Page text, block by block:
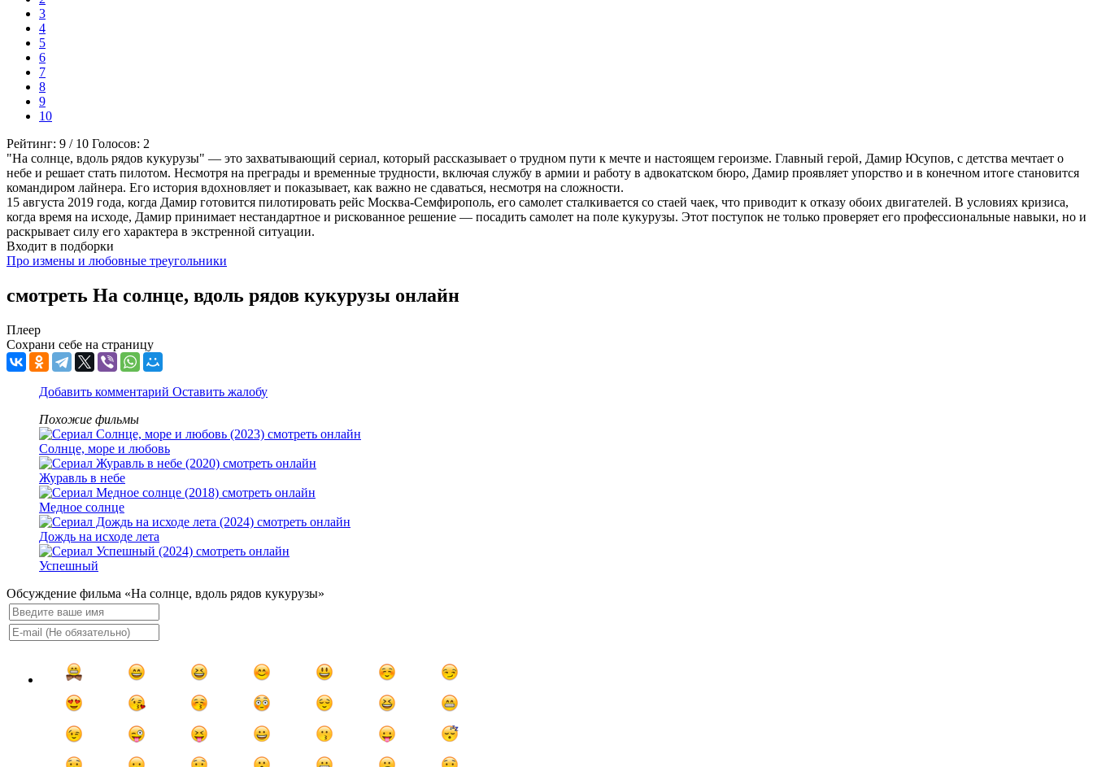
3
4
5
6
7
8
9
10
Рейтинг: 9 / 10 Голосов: 2
"На солнце, вдоль рядов кукурузы" — это захватывающий сериал, который рассказывает о трудном пути к мечте и настоящем героизме. Главный герой, Дамир Юсупов, с детства мечтает о
небе и решает стать пилотом. Несмотря на преграды и временные трудности, включая службу в армии и работу в адвокатском бюро, Дамир проявляет упорство и в конечном итоге становится
командиром лайнера. Его история вдохновляет и показывает, как важно не сдаваться, несмотря на сложности.
15 августа 2019 года, когда Дамир готовится пилотировать рейс Москва-Семфирополь, его самолет сталкивается со стаей чаек, что приводит к отказу обоих двигателей. В условиях кризиса,
когда время на исходе, Дамир принимает нестандартное и рискованное решение — посадить самолет на поле кукурузы. Этот поступок не только проверяет его профессиональные навыки, но и
раскрывает силу его характера в экстренной ситуации.
Входит в подборки
Про измены и любовные треугольники
смотреть На солнце, вдоль рядов кукурузы онлайн
Плеер
Сохрани себе на страницу
Добавить комментарий Оставить жалобу
Похожие фильмы
Солнце, море и любовь
Журавль в небе
Медное солнце
Дождь на исходе лета
Успешный
Обсуждение фильма «На солнце, вдоль рядов кукурузы»